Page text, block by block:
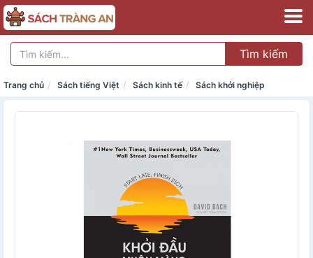
Tìm kiếm
Trang chủ Sách tiếng Việt Sách kinh tế Sách khởi nghiệp